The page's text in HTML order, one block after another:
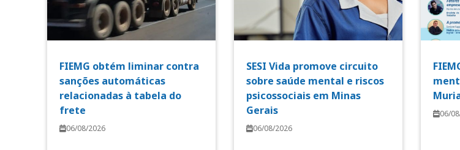
FIEMG obtém liminar contra
sanções automáticas
relacionadas à tabela do
frete
06/08/2026
SESI Vida promove circuito
sobre saúde mental e riscos
psicossociais em Minas
Gerais
06/08/2026
06/